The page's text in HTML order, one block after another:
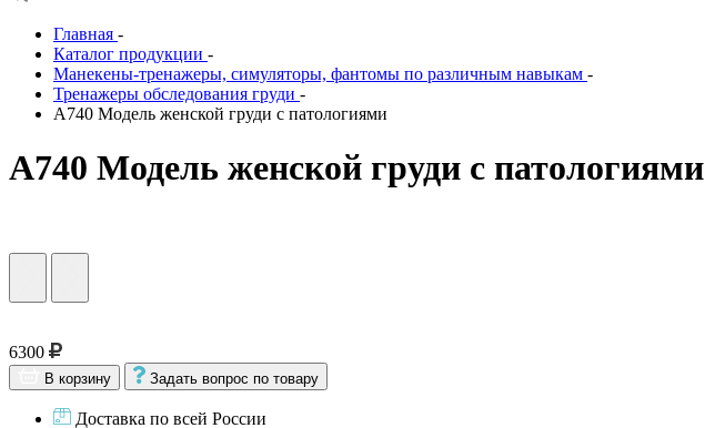
Главная -
Каталог продукции -
Манекены-тренажеры, симуляторы, фантомы по различным навыкам -
Тренажеры обследования груди -
A740 Модель женской груди с патологиями
A740 Модель женской груди с патологиями
6300
В корзину Задать вопрос по товару
Доставка по всей России